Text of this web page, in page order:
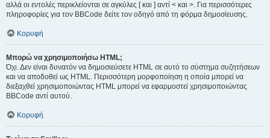
αλλά οι εντολές περικλείονται σε αγκύλες [ και ] αντί < και >. Για περισσότερες
πληροφορίες για τον BBCode δείτε τον οδηγό από τη φόρμα δημοσίευσης.
Κορυφή
Μπορώ να χρησιμοποιήσω HTML;
Όχι. Δεν είναι δυνατόν να δημοσιεύσετε HTML σε αυτό το σύστημα συζητήσεων
και να αποδοθεί ως HTML. Περισσότερη μορφοποίηση η οποία μπορεί να
διεξαχθεί χρησιμοποιώντας HTML μπορεί να εφαρμοστεί χρησιμοποιώντας
BBCode αντί αυτού.
Κορυφή